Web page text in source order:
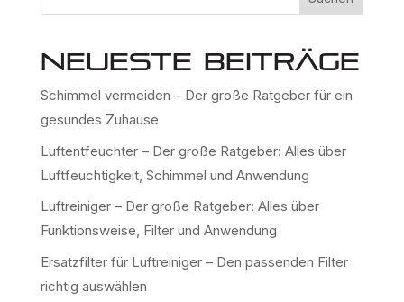
Neueste Beiträge
Schimmel vermeiden – Der große Ratgeber für ein
gesundes Zuhause
Luftentfeuchter – Der große Ratgeber: Alles über
Luftfeuchtigkeit, Schimmel und Anwendung
Luftreiniger – Der große Ratgeber: Alles über
Funktionsweise, Filter und Anwendung
Ersatzfilter für Luftreiniger – Den passenden Filter
richtig auswählen